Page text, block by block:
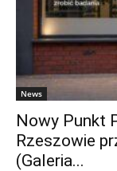
News
Nowy Punkt
Rzeszowie
(Galeria...